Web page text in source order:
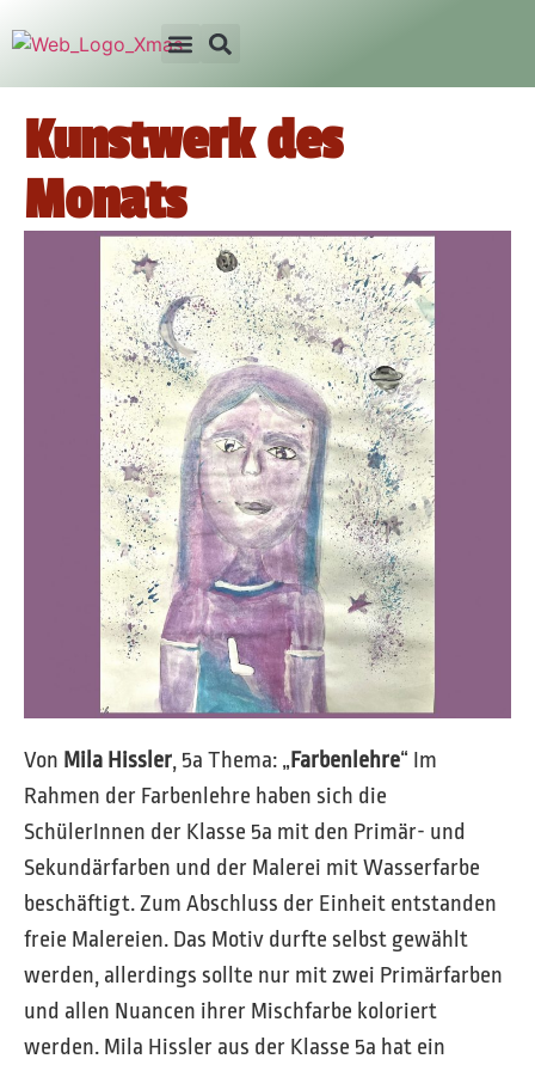
Kunstwerk des
Monats
Von Mila Hissler, 5a Thema: „Farbenlehre“ Im
Rahmen der Farbenlehre haben sich die
SchülerInnen der Klasse 5a mit den Primär- und
Sekundärfarben und der Malerei mit Wasserfarbe
beschäftigt. Zum Abschluss der Einheit entstanden
freie Malereien. Das Motiv durfte selbst gewählt
werden, allerdings sollte nur mit zwei Primärfarben
und allen Nuancen ihrer Mischfarbe koloriert
werden. Mila Hissler aus der Klasse 5a hat ein